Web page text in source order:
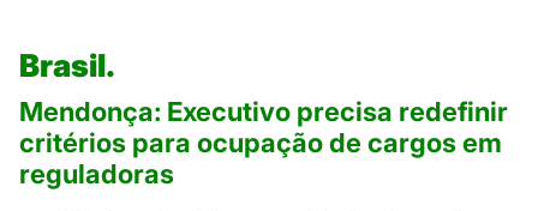
Brasil.
Mendonça: Executivo precisa redefinir
critérios para ocupação de cargos em
reguladoras